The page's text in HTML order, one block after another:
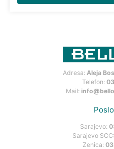
Adresa: Aleja
Telefon:
Mail:
Sarajevo:
Sarajevo SCC:
Zenica: